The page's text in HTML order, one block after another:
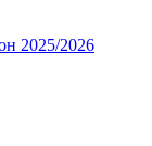
2025/2026